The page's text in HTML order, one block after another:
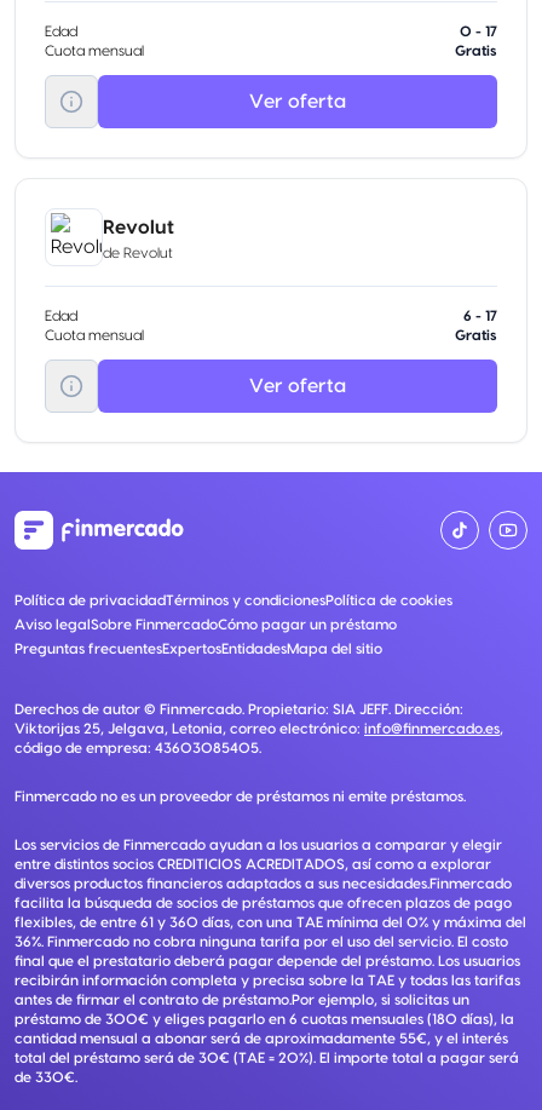
Edad
0 - 17
Cuota mensual
Gratis
Ver oferta
Revolut
de Revolut
Edad
6 - 17
Cuota mensual
Gratis
Ver oferta
Política de privacidadTérminos y condicionesPolítica de cookies
Aviso legalSobre FinmercadoCómo pagar un préstamo
Preguntas frecuentesExpertosEntidadesMapa del sitio
Derechos de autor © Finmercado. Propietario: SIA JEFF. Dirección:
Viktorijas 25, Jelgava, Letonia, correo electrónico: info@finmercado.es,
código de empresa: 43603085405.
Finmercado no es un proveedor de préstamos ni emite préstamos.
Los servicios de Finmercado ayudan a los usuarios a comparar y elegir
entre distintos socios CREDITICIOS ACREDITADOS, así como a explorar
diversos productos financieros adaptados a sus necesidades.Finmercado
facilita la búsqueda de socios de préstamos que ofrecen plazos de pago
flexibles, de entre 61 y 360 días, con una TAE mínima del 0% y máxima del
36%. Finmercado no cobra ninguna tarifa por el uso del servicio. El costo
final que el prestatario deberá pagar depende del préstamo. Los usuarios
recibirán información completa y precisa sobre la TAE y todas las tarifas
antes de firmar el contrato de préstamo.Por ejemplo, si solicitas un
préstamo de 300€ y eliges pagarlo en 6 cuotas mensuales (180 días), la
cantidad mensual a abonar será de aproximadamente 55€, y el interés
total del préstamo será de 30€ (TAE = 20%). El importe total a pagar será
de 330€.